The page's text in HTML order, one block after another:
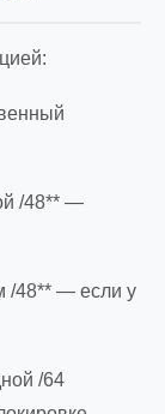
/48** —
/48** — если у
/64